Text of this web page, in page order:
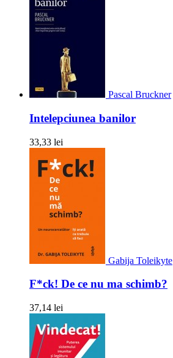
Pascal Bruckner
Intelepciunea banilor
33,33 lei
Gabija Toleikyte
F*ck! De ce nu ma schimb?
37,14 lei